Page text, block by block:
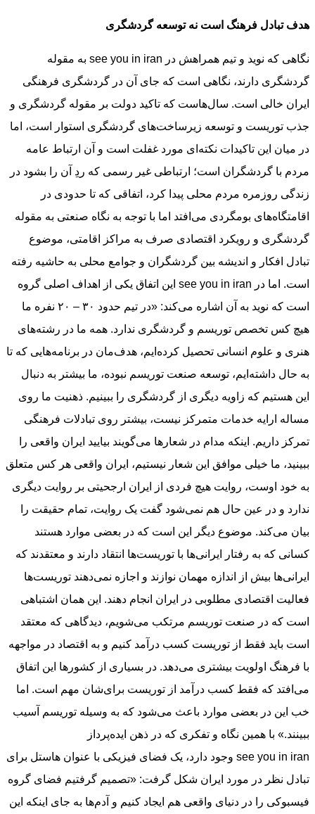
هدف تبادل فرهنگ است نه توسعه گردشگری
نگاهی که نوید و تیم همراهش در see you in iran به مقوله
گردشگری دارند، نگاهی است که جای آن در گردشگری فرهنگی
ایران خالی است. سال‌هاست که تاکید دولت بر مقوله گردشگری و
جذب توریست و توسعه زیرساخت‌های گردشگری استوار است، اما
در میان این تاکیدات نکته‌ای مورد غفلت است و آن ارتباط عامه
مردم با گردشگران است؛ ارتباطی غیر رسمی که ردِ آن را بشود در
زندگی روزمره مردم محلی پیدا کرد، اتفاقی که تا حدودی در
اقامتگاه‌های بومگردی می‌افتد اما با توجه به نگاه صنعتی به مقوله
گردشگری و رویکرد اقتصادی صرف به مراکز اقامتی، موضوع
تبادل افکار و اندیشه بین گردشگران و جوامع محلی به حاشیه رفته
است. اما در see you in iran این اتفاق یکی از اهداف اصلی گروه
است که نوید به آن اشاره می‌کند: «در تیم حدود ٣٠ – ٢٠ نفره ما
هیچ کس تخصص توریسم و گردشگری ندارد. همه ما در رشته‌های
هنری و علوم انسانی تحصیل کرده‌ایم، هدف‌مان در برنامه‌هایی که تا
به حال داشته‌ایم، توسعه صنعت توریسم نبوده، ما بیشتر به دنبال
این هستیم که زاویه دیگری از گردشگری را ببینیم. ذهنیت ما روی
مساله ارایه خدمات متمرکز نیست، بیشتر روی تبادلات فرهنگی
تمرکز داریم. اینکه مدام در شعارها می‌گویند بیایید ایران واقعی را
ببینید، ما خیلی موافق این شعار نیستیم، ایران واقعی هر کس متعلق
به خود اوست، روایت هیچ فردی از ایران ارجحیتی بر روایت دیگری
ندارد و در عین حال هم نمی‌شود گفت یک روایت، تمام حقیقت را
بیان می‌کند. موضوع دیگر این است که در بعضی موارد هستند
کسانی که به رفتار ایرانی‌ها با توریست‌ها انتقاد دارند و معتقدند که
ایرانی‌ها بیش از اندازه مهمان نوازند و اجازه نمی‌دهند توریست‌ها
فعالیت اقتصادی مطلوبی در ایران انجام دهند. این همان اشتباهی
است که در صنعت توریسم مرتکب می‌شویم، دیدگاهی که معتقد
است باید فقط از توریست کسب درآمد کنیم و به اقتصاد در مواجهه
با فرهنگ اولویت بیشتری می‌دهد. در بسیاری از کشورها این اتفاق
می‌افتد که فقط کسب درآمد از توریست برای‌شان مهم است. اما
خب این در بعضی موارد باعث می‌شود که به وسیله توریسم آسیب
ببینند.» با همین نگاه و تفکری که در ذهن ایده‌پرداز
see you in iran وجود دارد، یک فضای فیزیکی با عنوان هاستل برای
تبادل نظر در مورد ایران شکل گرفت: «تصمیم گرفتیم فضای گروه
فیسبوکی را در دنیای واقعی هم ایجاد کنیم و آدم‌ها به جای اینکه این